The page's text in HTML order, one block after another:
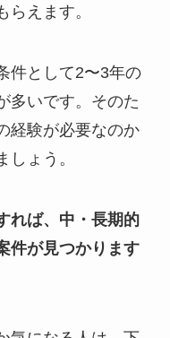
えます。
件として2〜3年の
多いです。そのた
経験が必要なのか
ょう。
れば、中・長期的
件が見つかります